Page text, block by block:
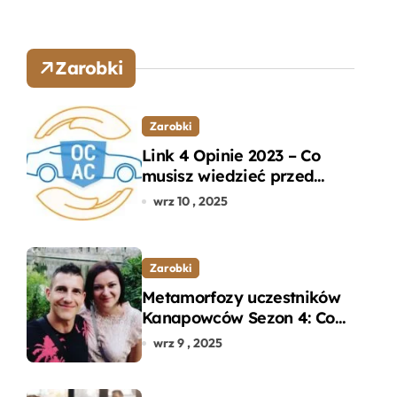
Zarobki
Zarobki
Link 4 Opinie 2023 – Co
musisz wiedzieć przed
wyborem ubezpieczenia
wrz 10 , 2025
Zarobki
Metamorfozy uczestników
Kanapowców Sezon 4: Co
naprawdę zaskoczyło
wrz 9 , 2025